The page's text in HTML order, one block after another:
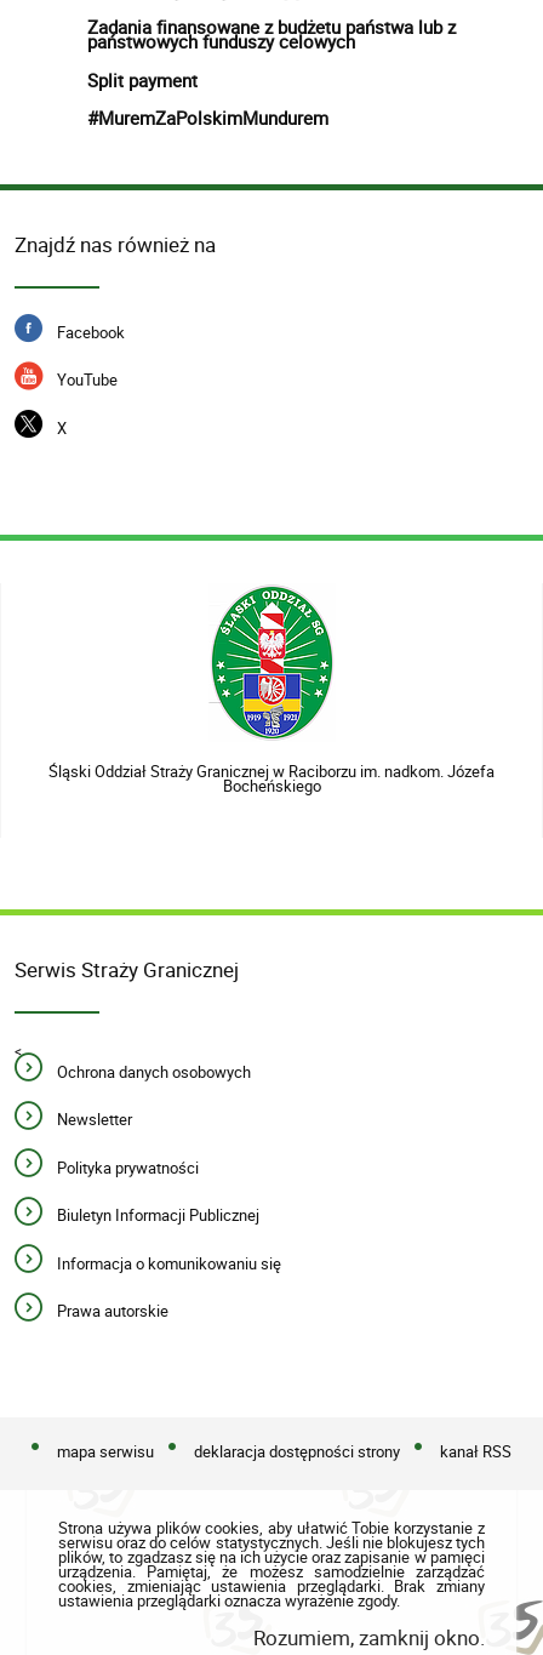
Zadania finansowane z budżetu państwa lub z
państwowych funduszy celowych
Split payment
#MuremZaPolskimMundurem
Znajdź nas również na
Facebook
YouTube
X
Śląski Oddział Straży Granicznej w Raciborzu im. nadkom. Józefa
Bocheńskiego
Serwis Straży Granicznej
<
Ochrona danych osobowych
Newsletter
Polityka prywatności
Biuletyn Informacji Publicznej
Informacja o komunikowaniu się
Prawa autorskie
mapa serwisu deklaracja dostępności strony kanał RSS
Strona używa plików cookies, aby ułatwić Tobie korzystanie z
serwisu oraz do celów statystycznych. Jeśli nie blokujesz tych
plików, to zgadzasz się na ich użycie oraz zapisanie w pamięci
urządzenia. Pamiętaj, że możesz samodzielnie zarządzać
cookies, zmieniając ustawienia przeglądarki. Brak zmiany
ustawienia przeglądarki oznacza wyrażenie zgody.
Rozumiem, zamknij okno.